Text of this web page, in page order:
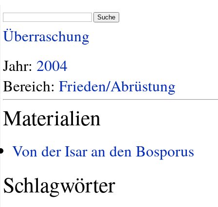
Suche
Überraschung
Jahr: 2004
Bereich: Frieden/Abrüstung
Materialien
Von der Isar an den Bosporus
Schlagwörter